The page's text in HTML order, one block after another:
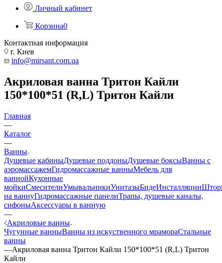
Личный кабинет
Корзина0
Контактная информация
г. Киев
info@mirsant.com.ua
Акриловая ванна Тритон Кайли
150*100*51 (R,L) Тритон Кайли
Главная
—
Каталог
—
Ванны
Душевые кабиныДушевые поддоныДушевые боксыВанны с
аэромассажемГидромассажные ванныМебель для
ваннойКухонные
мойкиСмесителиУмывальникиУнитазыБидеИнсталляции
на ваннуГидромассажные панелиТрапы, душевые каналы,
сифоныАксессуары в ванную
—
Акриловые ванны
Чугунные ванныВанны из искуственного мрамораСтальные
ванны
—Акриловая ванна Тритон Кайли 150*100*51 (R,L) Тритон
Кайли